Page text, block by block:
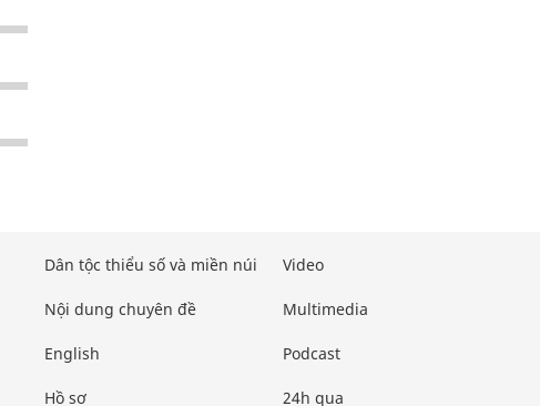
Dân tộc thiểu số và miền núi
Nội dung chuyên đề
English
Hồ sơ
Video
Multimedia
Podcast
24h qua